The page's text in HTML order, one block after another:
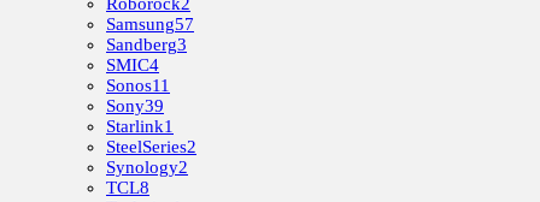
Roborock2
Samsung57
Sandberg3
SMIC4
Sonos11
Sony39
Starlink1
SteelSeries2
Synology2
TCL8